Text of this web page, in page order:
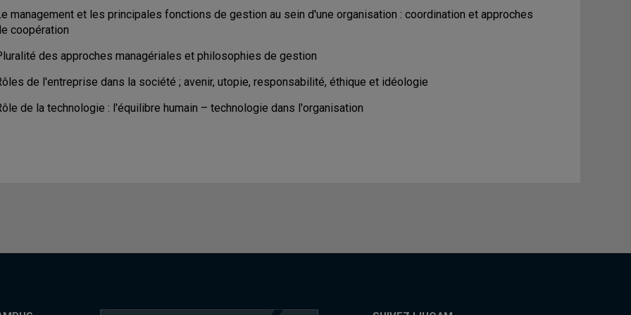
management et les principales fonctions de gestion au sein d'une organisation : coordination et approches
coopération
des approches managériales et philosophies de gestion
de l'entreprise dans la société ; avenir, utopie, responsabilité, éthique et idéologie
de la technologie : l'équilibre humain – technologie dans l'organisation